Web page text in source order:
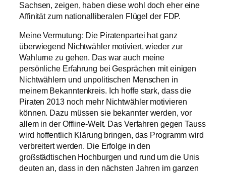
Sachsen, zeigen, haben diese wohl doch eher eine
Affinität zum nationalliberalen Flügel der FDP.
Meine Vermutung: Die Piratenpartei hat ganz
überwiegend Nichtwähler motiviert, wieder zur
Wahlurne zu gehen. Das war auch meine
persönliche Erfahrung bei Gesprächen mit einigen
Nichtwählern und unpolitischen Menschen in
meinem Bekanntenkreis. Ich hoffe stark, dass die
Piraten 2013 noch mehr Nichtwähler motivieren
können. Dazu müssen sie bekannter werden, vor
allem in der Offline-Welt. Das Verfahren gegen Tauss
wird hoffentlich Klärung bringen, das Programm wird
verbreitert werden. Die Erfolge in den
großstädtischen Hochburgen und rund um die Unis
deuten an, dass in den nächsten Jahren im ganzen